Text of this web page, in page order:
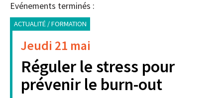
Evénements terminés :
ACTUALITÉ / FORMATION
Jeudi 21 mai
Réguler le stress pour
prévenir le burn-out